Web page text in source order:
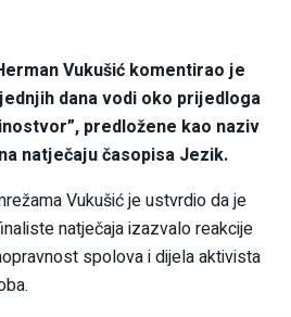
Vukušić komentirao je
dana vodi oko prijedloga
predložene kao naziv
natječaju časopisa Jezik.
Vukušić je ustvrdio da je
natječaja izazvalo reakcije
spolova i dijela aktivista